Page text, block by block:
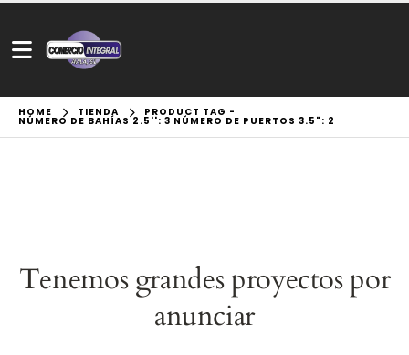
HOME TIENDA PRODUCT TAG -
NÚMERO DE BAHÍAS 2.5'': 3 NÚMERO DE PUERTOS 3.5": 2
Tenemos grandes proyectos por
anunciar